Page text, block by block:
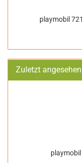
playmobil
Zuletzt angesehen